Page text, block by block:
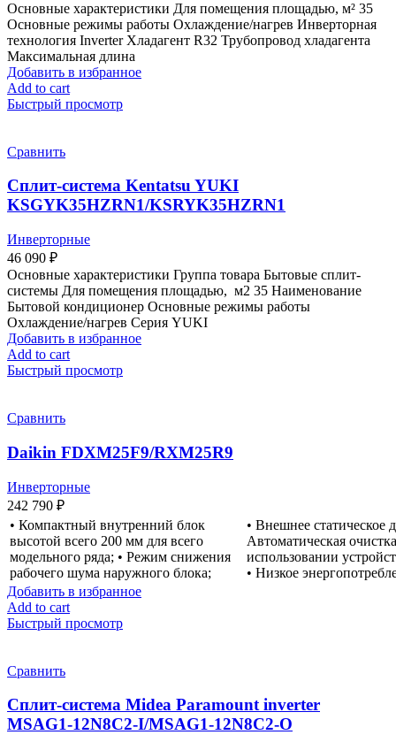
Основные характеристики Для помещения площадью, м² 35
Основные режимы работы Охлаждение/нагрев Инверторная
технология Inverter Хладагент R32 Трубопровод хладагента
Максимальная длина
Добавить в избранное
Add to cart
Быстрый просмотр
Сравнить
Сплит-система Kentatsu YUKI
KSGYK35HZRN1/KSRYK35HZRN1
Инверторные
46 090 ₽
Основные характеристики Группа товара Бытовые сплит-
системы Для помещения площадью, м2 35 Наименование
Бытовой кондиционер Основные режимы работы
Охлаждение/нагрев Серия YUKI
Добавить в избранное
Add to cart
Быстрый просмотр
Сравнить
Daikin FDXM25F9/RXM25R9
Инверторные
242 790 ₽
• Компактный внутренний блок
высотой всего 200 мм для всего
модельного ряда; • Режим снижения
рабочего шума наружного блока;
• Внешнее статическое
Автоматическая
использовании
• Низкое
Добавить в избранное
Add to cart
Быстрый просмотр
Сравнить
Сплит-система Midea Paramount inverter
MSAG1-12N8C2-I/MSAG1-12N8C2-O